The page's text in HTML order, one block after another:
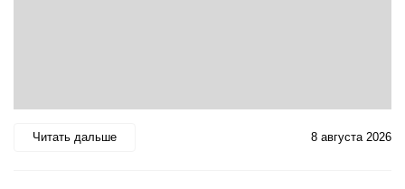
Читать дальше 8 августа 2026